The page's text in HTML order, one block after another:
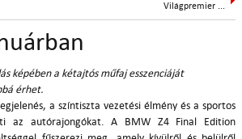
Világpremier ...
képében a kétajtós műfaj esszenciáját
érhet.
a színtiszta vezetési élmény és a sportos
az autórajongókat. A BMW Z4 Final Edition